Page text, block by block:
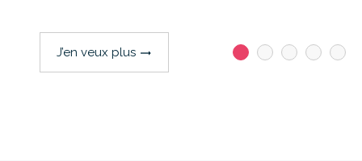
J’en veux plus trending_flat